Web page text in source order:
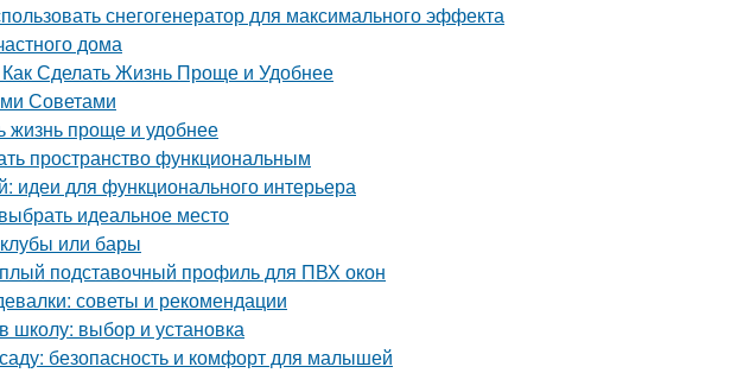
снегогенератор для максимального эффекта
дома
Сделать Жизнь Проще и Удобнее
Советами
жизнь проще и удобнее
пространство функциональным
идеи для функционального интерьера
идеальное место
или бары
подставочный профиль для ПВХ окон
советы и рекомендации
школу: выбор и установка
безопасность и комфорт для малышей